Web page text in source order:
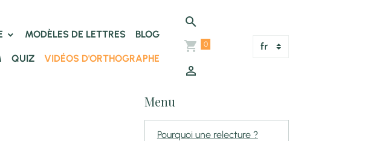
MODÈLES DE LETTRES BLOG
QUIZ VIDÉOS D'ORTHOGRAPHE
0
Menu
Pourquoi une relecture ?